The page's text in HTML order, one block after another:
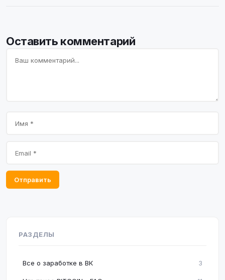
Оставить комментарий
Отправить
РАЗДЕЛЫ
Все о заработке в ВК 3